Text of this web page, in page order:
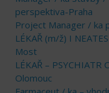
perspektiva-Praha
Project Manager / ka
LÉKAŘ (m/ž) I
Most
LÉKAŘ –
Olomouc